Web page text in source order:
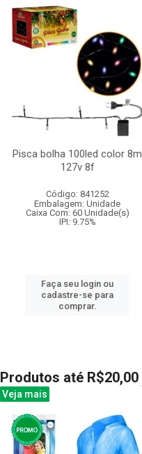
Pisca bolha 100led color 8m
127v 8f
Código: 841252
Embalagem: Unidade
Caixa Com: 60 Unidade(s)
IPI: 9.75%
Faça seu login ou
cadastre-se para
comprar.
Produtos até R$20,00
Veja mais